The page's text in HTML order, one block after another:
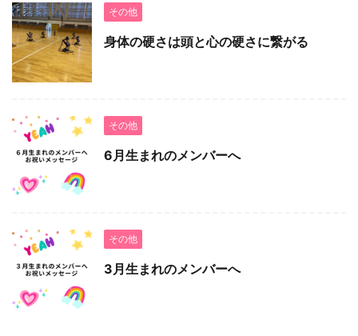
その他
身体の硬さは頭と心の硬さに繋がる
その他
6月生まれのメンバーへ
その他
3月生まれのメンバーへ